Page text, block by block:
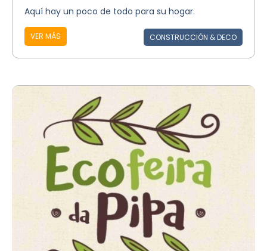
Aquí hay un poco de todo para su hogar.
VER MÁS CONSTRUCCIÓN & DECO